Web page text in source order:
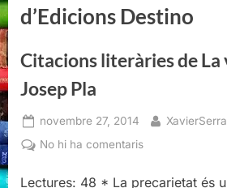
d’Edicions Destino
Citacions literàries de La
Josep Pla
Posted
on
novembre 27, 2014 By
No hi ha comentarisa
literàries
Lectures: 48 * La precarietat és